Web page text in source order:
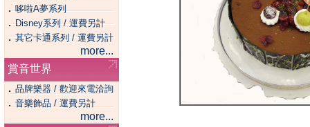
． 哆啦A夢系列
．Disney系列 / 運費另計
．其它卡通系列 / 運費另計
more...
賞音世界
． 品牌樂器 / 歡迎來電洽詢
． 音樂飾品 / 運費另計
more...